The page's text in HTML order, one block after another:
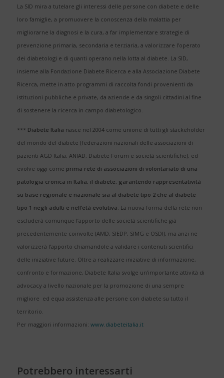
La SID mira a tutelare gli interessi delle persone con diabete e delle
loro famiglie, a promuovere la conoscenza della malattia per
migliorarne la diagnosi e la cura, a far implementare strategie di
prevenzione primaria, secondaria e terziaria, a valorizzare l’operato
dei diabetologi e di quanti operano nella lotta al diabete. La SID,
insieme alla Fondazione Diabete Ricerca e alla Associazione Diabete
Ricerca, mette in atto programmi di raccolta fondi provenienti da
istituzioni pubbliche e private, da aziende e da singoli cittadini al fine
di sostenere la ricerca in campo diabetologico.
*** Diabete Italia nasce nel 2004 come unione di tutti gli stackeholder
del mondo del diabete (federazioni nazionali delle associazioni di
pazienti AGD Italia, ANIAD, Diabete Forum e società scientifiche), ed
evolve oggi come prima rete di associazioni di volontariato di una
patologia cronica in Italia, il diabete, garantendo rappresentatività
su base regionale e nazionale sia al diabete tipo 2 che al diabete
tipo 1 negli adulti e nell’età evolutiva . La nuova forma della rete non
escluderà comunque l’apporto delle società scientifiche già
precedentemente coinvolte (AMD, SIEDP, SIMG e OSDI), ma anzi ne
valorizzerà l’apporto chiamandole a validare i contenuti scientifici
delle iniziative future. Oltre a realizzare iniziative di informazione,
confronto e formazione, Diabete Italia svolge un’importante attività di
advocacy a livello nazionale per la promozione di una sempre
migliore ed equa assistenza alle persone con diabete su tutto il
territorio.
Per maggiori informazioni: www.diabeteitalia.it
Potrebbero interessarti